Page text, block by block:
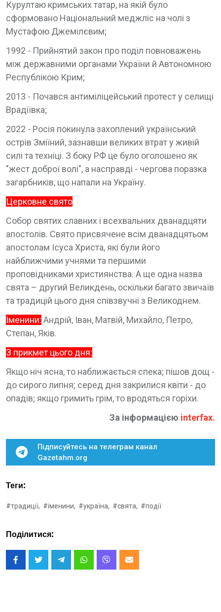
Курултаю кримських татар, на якій було
сформовано Національний меджліс на чолі з
Мустафою Джемілєвим;
1992 - Прийнятий закон про поділ повноважень
між державними органами України й Автономною
Республікою Крим;
2013 - Почався антиміліцейський протест у селищі
Врадіївка;
2022 - Росія покинула захоплений український
острів Зміїний, зазнавши великих втрат у живій
силі та техніці. З боку РФ це було оголошено як
"жест доброї волі", а насправді - чергова поразка
загарбників, що напали на Україну.
Церковне свято
Собор святих славних і всехвальних дванадцяти
апостолів. Свято присвячене всім дванадцятьом
апостолам Ісуса Христа, які були його
найближчими учнями та першими
проповідниками християнства. А ще одна назва
свята – другий Великдень, оскільки багато звичаїв
та традицій цього дня співзвучні з Великоднем.
Іменини: Андрій, Іван, Матвій, Михайло, Петро,
Степан, Яків.
З прикмет цього дня:
Якщо ніч ясна, то наближається спека; пішов дощ -
до сирого липня; серед дня закрилися квіти - до
опадів; якщо гримить грім, то вродяться горіхи.
За інформацією interfax.
Підписуйтесь на телеграм канал
Gazetahm.org
Теги:
#традиції, #іменини, #україна, #свята, #події
Поділитися: